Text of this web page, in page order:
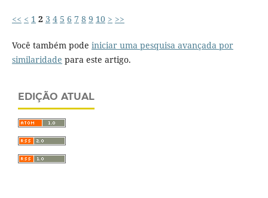
<< < 1 2 3 4 5 6 7 8 9 10 > >>
Você também pode iniciar uma pesquisa avançada por
similaridade para este artigo.
EDIÇÃO ATUAL